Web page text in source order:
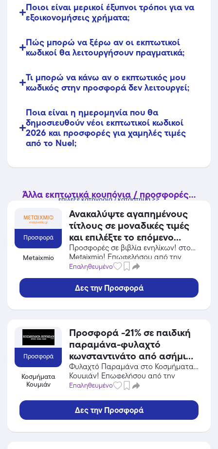
Ποιοι είναι μερικοί έξυπνοι τρόποι για να
εξοικονομήσεις χρήματα;
Πώς μπορώ να ξέρω αν οι εκπτωτικοί
κωδικοί θα λειτουργήσουν πραγματικά;
Τι μπορώ να κάνω αν ο εκπτωτικός μου
κωδικός στην προσφορά δεν λειτουργεί;
Ποια είναι η ημερομηνία που θα
δημοσιευθούν νέοι εκπτωτικοί κωδικοί
2026 και προσφορές για χαμηλές τιμές
από το Nuel;
Άλλα εκπτωτικά κουπόνια / προσφορές...
επίλεξε κατηγορία / κατάστημα >>
Προσφορά
Metaixmio
Ανακαλύψτε αγαπημένους
τίτλους σε μοναδικές τιμές
και επιλέξτε το επόμενο
αναγνωστικό σας ταξίδι!
Προσφορές σε βιβλία ενηλίκων! στο
Metaixmio! Επωφελήσου από την
προσφορά σε Βιβλία / CD / DVD του
Metaixmio και κέρδισε από τις
εκπτώσεις!
Επαληθευμένο
Δες την Προσφορά
Προσφορά
Κοσμήματα
Κουμιάν
Προσφορά -21% σε παιδική
παραμάνα-φυλαχτό
κωνσταντινάτο από ασήμι
925 με ματάκι και δωρεάν
μεταφορικά και
αντικαταβολή! Ισχύει μέχρι
εξαντλήσεως των
αποθεμάτων.
Φυλαχτό Παραμάνα στο Κοσμήματα
Κουμιάν! Επωφελήσου από την
προσφορά σε Κοσμήματα του
τις εκπτώσεις!
Επαληθευμένο
Δες την Προσφορά